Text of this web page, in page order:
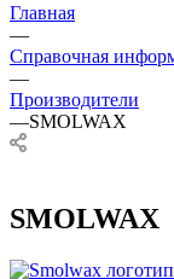
Главная
—
Справочная
—
Производители
—SMOLWAX
SMOLWAX